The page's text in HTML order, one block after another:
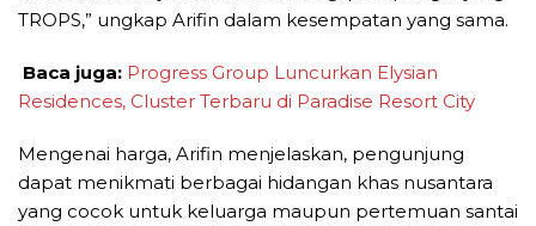
TROPS,” ungkap Arifin dalam kesempatan yang sama.
Baca juga: Progress Group Luncurkan Elysian
Residences, Cluster Terbaru di Paradise Resort City
Mengenai harga, Arifin menjelaskan, pengunjung
dapat menikmati berbagai hidangan khas nusantara
yang cocok untuk keluarga maupun pertemuan santai